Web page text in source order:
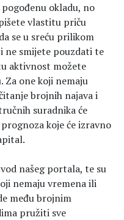
okladu, no
vlastitu priču
se u sreću prilikom
ne smijete pouzdati te
aktivnost možete
one koji nemaju
brojnih najava i
suradnika će
koje će izravno
našeg portala, te su
nemaju vremena ili
među brojnim
pružiti sve